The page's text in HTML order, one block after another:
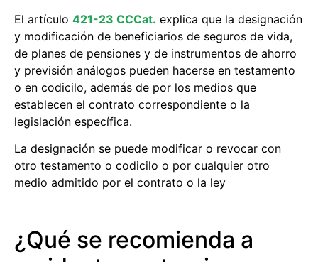
El artículo 421-23 CCCat. explica que la designación
y modificación de beneficiarios de seguros de vida,
de planes de pensiones y de instrumentos de ahorro
y previsión análogos pueden hacerse en testamento
o en codicilo, además de por los medios que
establecen el contrato correspondiente o la
legislación específica.
La designación se puede modificar o revocar con
otro testamento o codicilo o por cualquier otro
medio admitido por el contrato o la ley
¿Qué se recomienda a